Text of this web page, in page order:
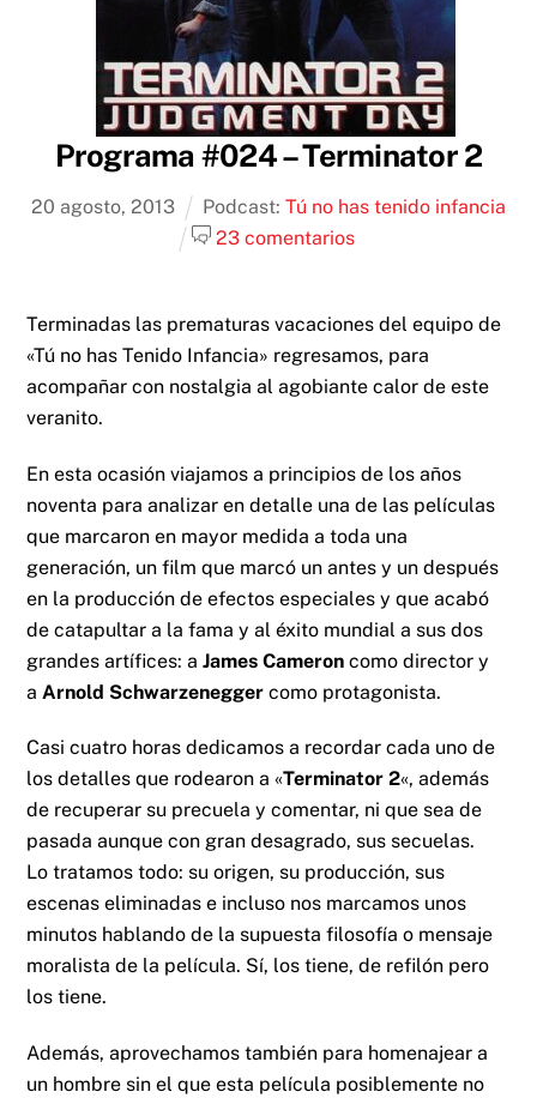
Programa #024 – Terminator 2
20 agosto,2013 Podcast: Tú no has tenido infancia
23 comentarios
Terminadas las prematuras vacaciones del equipo de
«Tú no has Tenido Infancia» regresamos, para
acompañar con nostalgia al agobiante calor de este
veranito.
En esta ocasión viajamos a principios de los años
noventa para analizar en detalle una de las películas
que marcaron en mayor medida a toda una
generación, un film que marcó un antes y un después
en la producción de efectos especiales y que acabó
de catapultar a la fama y al éxito mundial a sus dos
grandes artífices: aJames Cameron como director y
a Arnold Schwarzenegger como protagonista.
Casi cuatro horas dedicamos a recordar cada uno de
los detalles que rodearon a «Terminator 2«, además
de recuperar su precuela y comentar, ni que sea de
pasada aunque con gran desagrado, sus secuelas.
Lo tratamos todo: su origen, su producción, sus
escenas eliminadas e incluso nos marcamos unos
minutos hablando de la supuesta filosofía o mensaje
moralista de la película. Sí, los tiene, de refilón pero
los tiene.
Además, aprovechamos también para homenajear a
un hombre sin el que esta película posiblemente no